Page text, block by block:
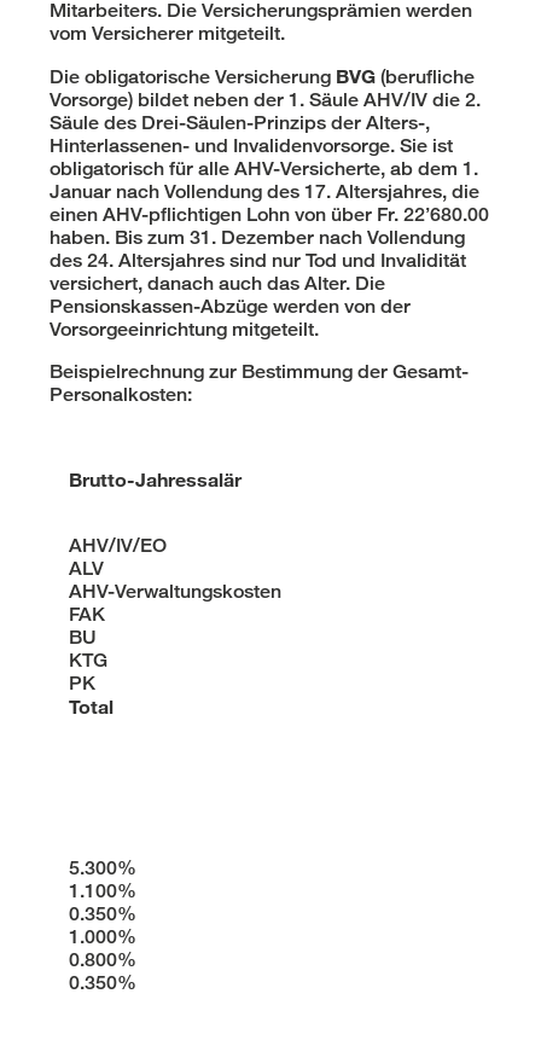
Mitarbeiters. Die Versicherungsprämien werden
vom Versicherer mitgeteilt.
Die obligatorische Versicherung BVG (berufliche
Vorsorge) bildet neben der 1. Säule AHV/IV die 2.
Säule des Drei-Säulen-Prinzips der Alters-,
Hinterlassenen- und Invalidenvorsorge. Sie ist
obligatorisch für alle AHV-Versicherte, ab dem 1.
Januar nach Vollendung des 17. Altersjahres, die
einen AHV-pflichtigen Lohn von über Fr. 22’680.00
haben. Bis zum 31. Dezember nach Vollendung
des 24. Altersjahres sind nur Tod und Invalidität
versichert, danach auch das Alter. Die
Pensionskassen-Abzüge werden von der
Vorsorgeeinrichtung mitgeteilt.
Beispielrechnung zur Bestimmung der Gesamt-
Personalkosten:
Brutto-Jahressalär
AHV/IV/EO
ALV
AHV-Verwaltungskosten
FAK
BU
KTG
PK
Total
5.300%
1.100%
0.350%
1.000%
0.800%
0.350%